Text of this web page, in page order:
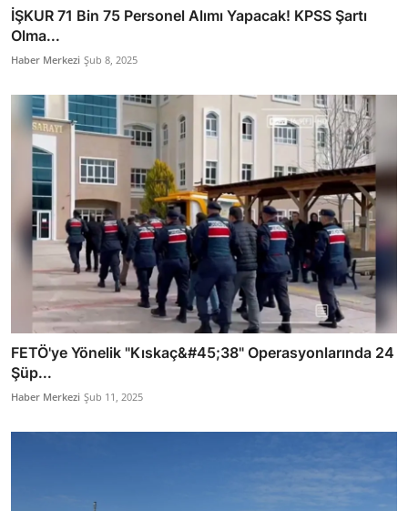
İŞKUR 71 Bin 75 Personel Alımı Yapacak! KPSS Şartı
Olma...
Haber Merkezi Şub 8, 2025
FETÖ'ye Yönelik "Kıskaç&#45;38" Operasyonlarında 24
Şüp...
Haber Merkezi Şub 11, 2025